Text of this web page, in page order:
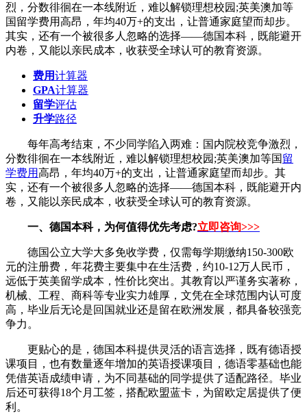
烈，分数徘徊在一本线附近，难以解锁理想校园;英美澳加等
国留学费用高昂，年均40万+的支出，让普通家庭望而却步。
其实，还有一个被很多人忽略的选择——德国本科，既能避开
内卷，又能以亲民成本，收获受全球认可的教育资源。
费用计算器
GPA计算器
留学评估
升学路径
每年高考结束，不少同学陷入两难：国内院校竞争激烈，
分数徘徊在一本线附近，难以解锁理想校园;英美澳加等国留
学费用高昂，年均40万+的支出，让普通家庭望而却步。其
实，还有一个被很多人忽略的选择——德国本科，既能避开内
卷，又能以亲民成本，收获受全球认可的教育资源。
一、德国本科，为何值得优先考虑?立即咨询>>>
德国公立大学大多免收学费，仅需每学期缴纳150-300欧
元的注册费，年花费主要集中在生活费，约10-12万人民币，
远低于英美留学成本，性价比突出。其教育以严谨务实著称，
机械、工程、商科等专业实力雄厚，文凭在全球范围内认可度
高，毕业后无论是回国就业还是留在欧洲发展，都具备较强竞
争力。
更贴心的是，德国本科提供灵活的语言选择，既有德语授
课项目，也有数量逐年增加的英语授课项目，德语零基础也能
凭借英语成绩申请，为不同基础的同学提供了适配路径。毕业
后还可获得18个月工签，搭配欧盟蓝卡，为留欧定居提供了便
利。